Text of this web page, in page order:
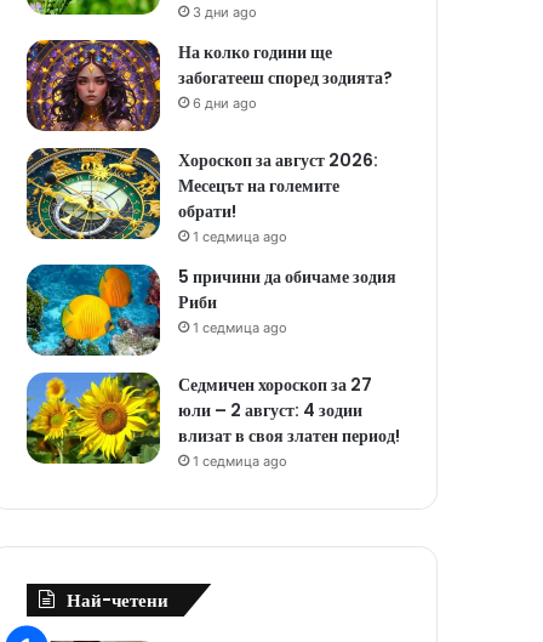
3 дни ago
На колко години ще
забогатееш според зодията?
6 дни ago
Хороскоп за август 2026:
Месецът на големите
обрати!
1 седмица ago
5 причини да обичаме зодия
Риби
1 седмица ago
Седмичен хороскоп за 27
юли – 2 август: 4 зодии
влизат в своя златен период!
1 седмица ago
Най-четени